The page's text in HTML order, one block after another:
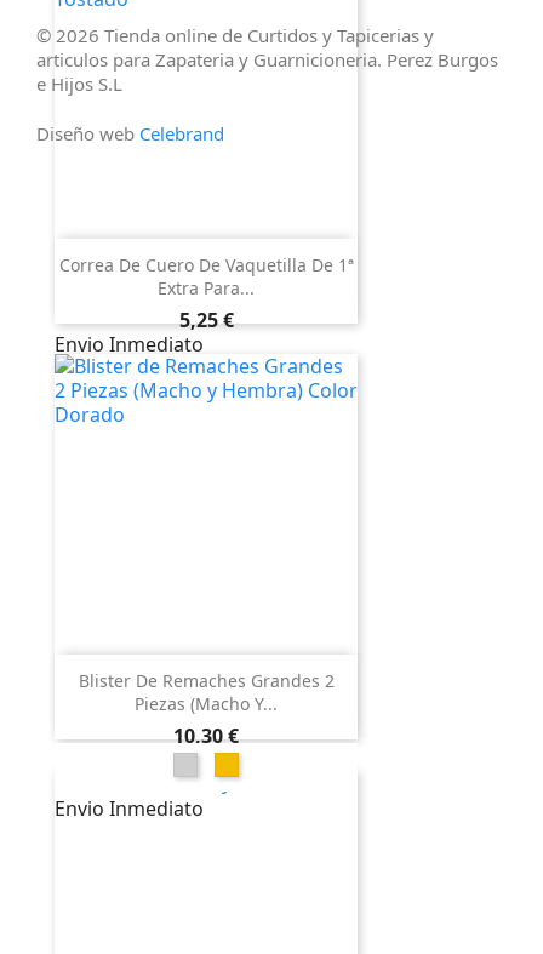
Correa De Cuero De Vaquetilla De 1ª
Extra Para...
Precio
5,25 €
Envio Inmediato
Blister De Remaches Grandes 2
Piezas (Macho Y...
Precio
10,30 €
Envio Inmediato
© 2026 Tienda online de Curtidos y Tapicerias y
articulos para Zapateria y Guarnicioneria. Perez Burgos
e Hijos S.L
Diseño web Celebrand